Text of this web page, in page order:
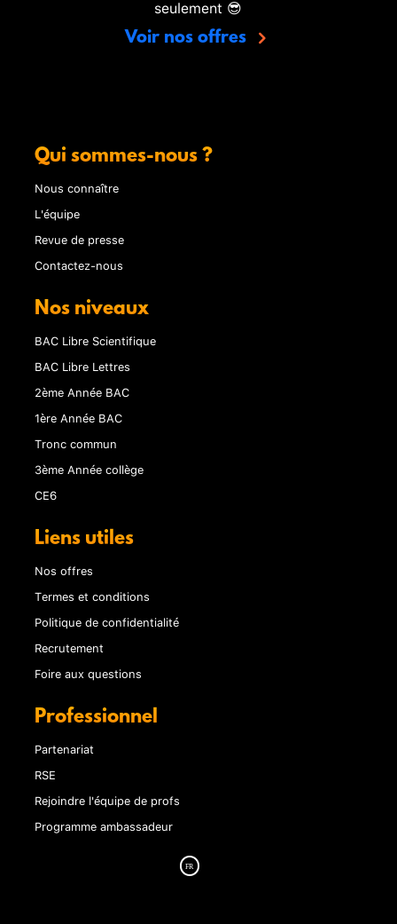
seulement 😎
Voir nos offres
Qui sommes-nous ?
Nous connaître
L'équipe
Revue de presse
Contactez-nous
Nos niveaux
BAC Libre Scientifique
BAC Libre Lettres
2ème Année BAC
1ère Année BAC
Tronc commun
3ème Année collège
CE6
Liens utiles
Nos offres
Termes et conditions
Politique de confidentialité
Recrutement
Foire aux questions
Professionnel
Partenariat
RSE
Rejoindre l'équipe de profs
Programme ambassadeur